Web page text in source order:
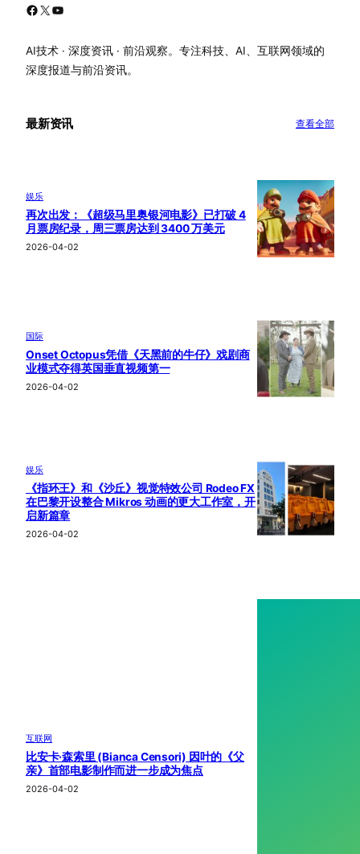
Facebook X YouTube
AI技术 · 深度资讯 · 前沿观察。专注科技、AI、互联网领域的
深度报道与前沿资讯。
最新资讯 查看全部
娱乐
再次出发：《超级马里奥银河电影》已打破 4
月票房纪录，周三票房达到 3400 万美元
2026-04-02
国际
Onset Octopus凭借《天黑前的牛仔》戏剧商
业模式夺得英国垂直视频第一
2026-04-02
娱乐
《指环王》和《沙丘》视觉特效公司 Rodeo FX
在巴黎开设整合 Mikros 动画的更大工作室，开
启新篇章
2026-04-02
互联网
比安卡·森索里 (Bianca Censori) 因叶的《父
亲》首部电影制作而进一步成为焦点
2026-04-02